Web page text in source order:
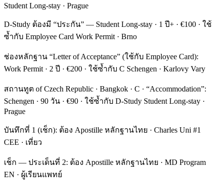
Student Long-stay · Prague
D-Study ต้องมี “ประกัน” — Student Long-stay · 1 ปี+ · €100 · ใช้
ซ้ำกับ Employee Card Work Permit · Brno
ช่องหลักฐาน “Letter of Acceptance” (ใช้กับ Employee Card):
Work Permit · 2 ปี · €200 · ใช้ซ้ำกับ C Schengen · Karlovy Vary
สถานทูต of Czech Republic · Bangkok · C · “Accommodation”:
Schengen · 90 วัน · €90 · ใช้ซ้ำกับ D-Study Student Long-stay ·
Prague
บันทึกที่ 1 (เช็ก): ต้อง Apostille หลักฐานไทย · Charles Uni #1
CEE · เที่ยว
เช็ก — ประเด็นที่ 2: ต้อง Apostille หลักฐานไทย · MD Program
EN · ผู้เรียนแพทย์